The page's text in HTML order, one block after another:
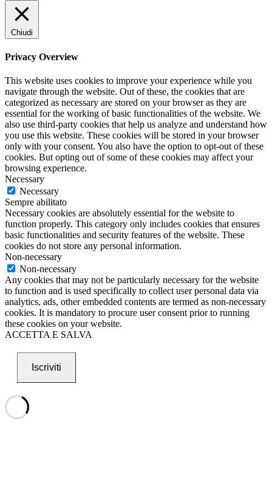
Chiudi
Privacy Overview
This website uses cookies to improve your experience while you
navigate through the website. Out of these, the cookies that are
categorized as necessary are stored on your browser as they are
essential for the working of basic functionalities of the website. We
also use third-party cookies that help us analyze and understand how
you use this website. These cookies will be stored in your browser
only with your consent. You also have the option to opt-out of these
cookies. But opting out of some of these cookies may affect your
browsing experience.
Necessary
Necessary
Sempre abilitato
Necessary cookies are absolutely essential for the website to
function properly. This category only includes cookies that ensures
basic functionalities and security features of the website. These
cookies do not store any personal information.
Non-necessary
Non-necessary
Any cookies that may not be particularly necessary for the website
to function and is used specifically to collect user personal data via
analytics, ads, other embedded contents are termed as non-necessary
cookies. It is mandatory to procure user consent prior to running
these cookies on your website.
ACCETTA E SALVA
Iscriviti